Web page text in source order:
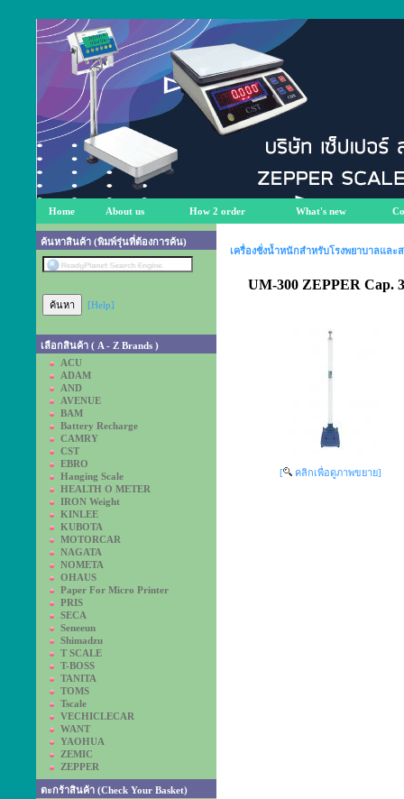
Home About us How 2 order What's new
ค้นหาสินค้า (พิมพ์รุ่นที่ต้องการค้น)
[Help]
เลือกสินค้า ( A - Z Brands )
ACU
ADAM
AND
AVENUE
BAM
Battery Recharge
CAMRY
CST
EBRO
Hanging Scale
HEALTH O METER
IRON Weight
KINLEE
KUBOTA
MOTORCAR
NAGATA
NOMETA
OHAUS
Paper For Micro Printer
PRIS
SECA
Seneeun
Shimadzu
T SCALE
T-BOSS
TANITA
TOMS
Tscale
VECHICLECAR
WANT
YAOHUA
ZEMIC
ZEPPER
ตะกร้าสินค้า (Check Your Basket)
เครื่องชั่งน้ำหนักสำหรับโรงพยาบาลและ
UM-300 ZEPPER Cap.
[ คลิกเพื่อดูภาพขยาย]